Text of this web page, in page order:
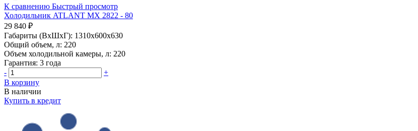
К сравнению Быстрый просмотр
Холодильник ATLANT МХ 2822 - 80
29 840 ₽
Габариты (ВхШхГ): 1310x600x630
Общий объем, л: 220
Объем холодильной камеры, л: 220
Гарантия: 3 года
-
+
В корзину
В наличии
Купить в кредит